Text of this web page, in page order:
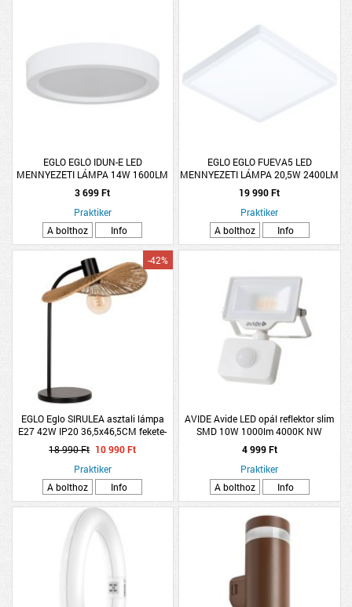
EGLO EGLO IDUN-E LED
MENNYEZETI LÁMPA 14W 1600LM
3000K IP20 21CM FEHÉR
3 699 Ft
Praktiker
A bolthoz
Info
EGLO EGLO FUEVA5 LED
MENNYEZETI LÁMPA 20,5W 2400LM
3000K IP20 28,5X28,5CM FEHÉR
19 990 Ft
Praktiker
A bolthoz
Info
EGLO Eglo SIRULEA asztali lámpa
E27 42W IP20 36,5x46,5CM fekete-
natúr
-42%
18 990 Ft 10 990 Ft
Praktiker
A bolthoz
Info
AVIDE Avide LED opál reflektor slim
SMD 10W 1000lm 4000K NW
mozgásérzékelős PIR
4 999 Ft
Praktiker
A bolthoz
Info